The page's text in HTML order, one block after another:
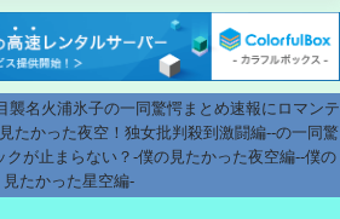
襲名火浦氷子の一同驚愕まとめ速報にロマンテ
たかった夜空！独女批判殺到激闘編--の一同驚
が止まらない？-僕の見たかった夜空編--僕の
見たかった星空編-